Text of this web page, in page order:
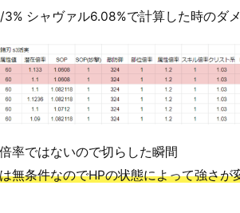
シャヴァル6.08%で計算した時のダ
率ではないので切らした瞬間
無条件なのでHPの状態によって強さが